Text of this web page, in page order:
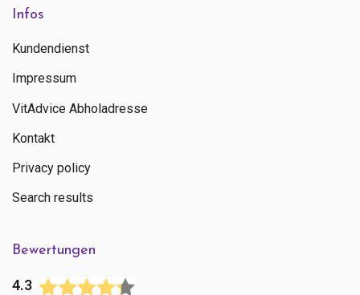
Infos
Kundendienst
Impressum
VitAdvice Abholadresse
Kontakt
Privacy policy
Search results
Bewertungen
4.3